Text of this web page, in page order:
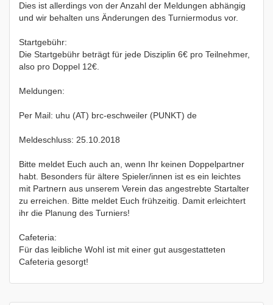
Dies ist allerdings von der Anzahl der Meldungen abhängig
und wir behalten uns Änderungen des Turniermodus vor.
Startgebühr:
Die Startgebühr beträgt für jede Disziplin 6€ pro Teilnehmer,
also pro Doppel 12€.
Meldungen:
Per Mail: uhu (AT) brc-eschweiler (PUNKT) de
Meldeschluss: 25.10.2018
Bitte meldet Euch auch an, wenn Ihr keinen Doppelpartner
habt. Besonders für ältere Spieler/innen ist es ein leichtes
mit Partnern aus unserem Verein das angestrebte Startalter
zu erreichen. Bitte meldet Euch frühzeitig. Damit erleichtert
ihr die Planung des Turniers!
Cafeteria:
Für das leibliche Wohl ist mit einer gut ausgestatteten
Cafeteria gesorgt!